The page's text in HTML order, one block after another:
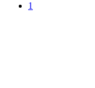
1